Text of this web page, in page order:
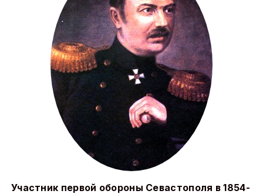
Участник первой обороны Севастополя в 1854-